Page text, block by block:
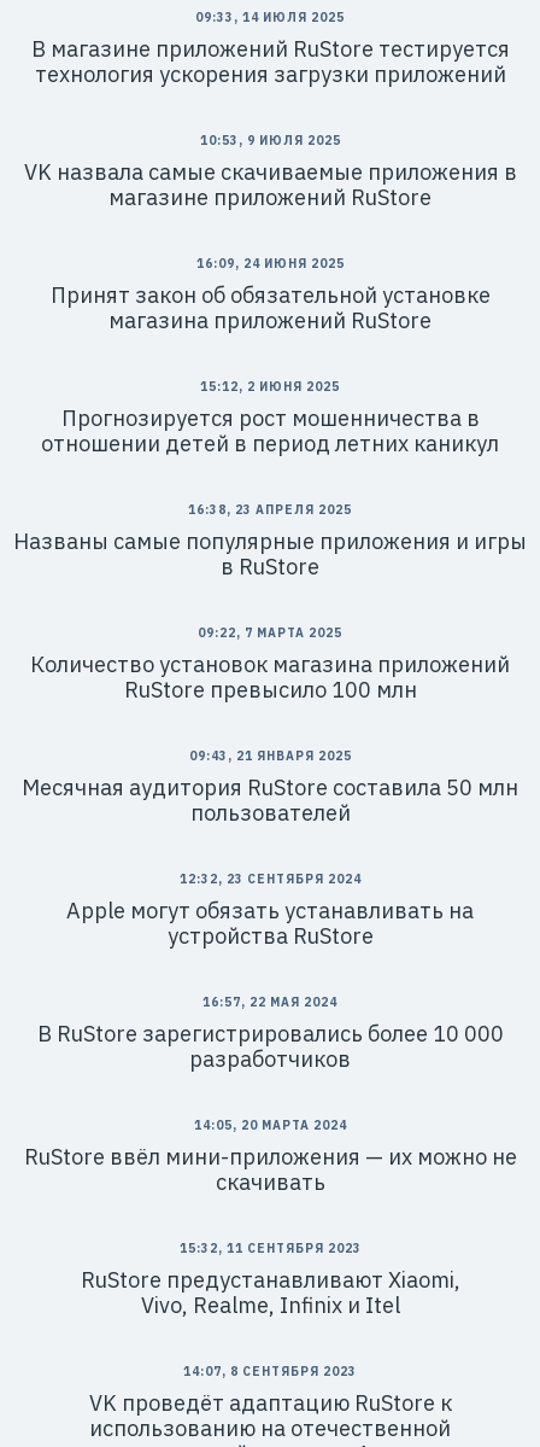
09:33, 14 ИЮЛЯ 2025
В магазине приложений RuStore тестируется
технология ускорения загрузки приложений
10:53, 9 ИЮЛЯ 2025
VK назвала самые скачиваемые приложения в
магазине приложений RuStore
16:09, 24 ИЮНЯ 2025
Принят закон об обязательной установке
магазина приложений RuStore
15:12, 2 ИЮНЯ 2025
Прогнозируется рост мошенничества в
отношении детей в период летних каникул
16:38, 23 АПРЕЛЯ 2025
Названы самые популярные приложения и игры
в RuStore
09:22, 7 МАРТА 2025
Количество установок магазина приложений
RuStore превысило 100 млн
09:43, 21 ЯНВАРЯ 2025
Месячная аудитория RuStore составила 50 млн
пользователей
12:32, 23 СЕНТЯБРЯ 2024
Apple могут обязать устанавливать на
устройства RuStore
16:57, 22 МАЯ 2024
В RuStore зарегистрировались более 10 000
разработчиков
14:05, 20 МАРТА 2024
RuStore ввёл мини-приложения — их можно не
скачивать
15:32, 11 СЕНТЯБРЯ 2023
RuStore предустанавливают Xiaomi,
Vivo, Realme, Infinix и Itel
14:07, 8 СЕНТЯБРЯ 2023
VK проведёт адаптацию RuStore к
использованию на отечественной